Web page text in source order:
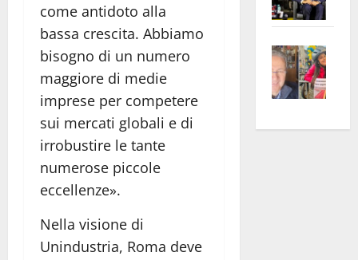
come antidoto alla
bassa crescita. Abbiamo
bisogno di un numero
maggiore di medie
imprese per competere
sui mercati globali e di
irrobustire le tante
numerose piccole
eccellenze».
Nella visione di
Unindustria, Roma deve
euro
apre